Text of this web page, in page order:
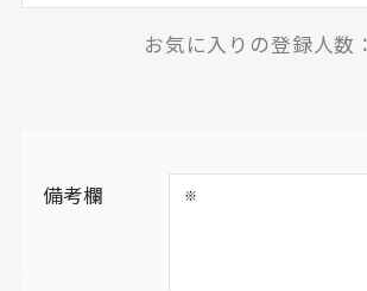
お気に入りの登録人数
備考欄